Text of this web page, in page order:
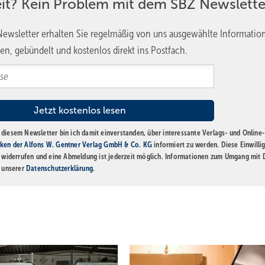
Projekte in den Niederlanden. „Wir fangen erst dann
of no Return‘, dann wird die Planung eingefroren, und danach
eine erhebliche Lücke zwischen Anspruch und Realität.
großes Potenzial in BIM sehen, attestieren sich nur 25 %
fachliches Know-how als Haupthindernis der Digitalisierung. Der
Die Transformation erfordert nicht nur technische Lösungen,
treffend formuliert: „BIM braucht BIM-Umsetzer.“ Für SHK-
Kein Problem mit dem SBZ
erhalten Sie regelmäßig von uns ausgewählte
gebündelt und kostenlos direkt ins Postfach.
diesem Newsletter bin ich damit einverstanden, über interessante Verlags- und Online-
der Alfons W. Gentner Verlag GmbH & Co. KG informiert zu werden. Diese
und eine Abmeldung ist jederzeit möglich. Informationen zum Umgang mit
Datenschutzerklärung.